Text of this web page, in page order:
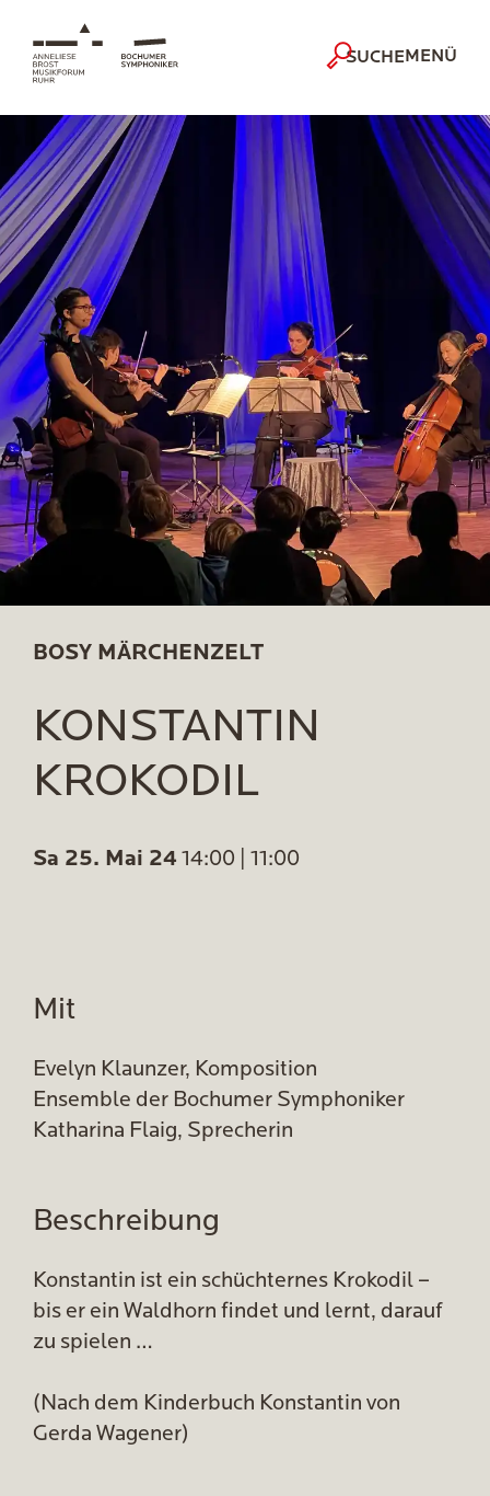
SUCHEMENÜ
BOSY MÄRCHENZELT
KONSTANTIN
KROKODIL
Sa 25. Mai 24 14:00 | 11:00
Mit
Evelyn Klaunzer, Komposition
Ensemble der Bochumer Symphoniker
Katharina Flaig, Sprecherin
Beschreibung
Konstantin ist ein schüchternes Krokodil –
bis er ein Waldhorn findet und lernt, darauf
zu spielen …
(Nach dem Kinderbuch Konstantin von
Gerda Wagener)